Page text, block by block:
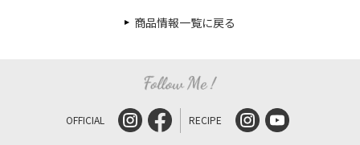
商品情報一覧に戻る
OFFICIAL RECIPE